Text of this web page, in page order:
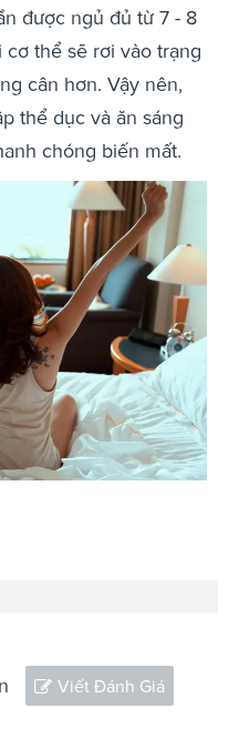
được ngủ đủ từ 7 - 8
thể sẽ rơi vào trạng
cân hơn. Vậy nên,
thể dục và ăn sáng
chóng biến mất.
Viết Đánh Giá